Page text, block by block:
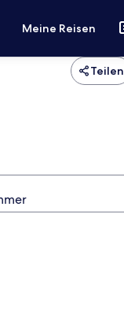
Meine Reisen
Teilen